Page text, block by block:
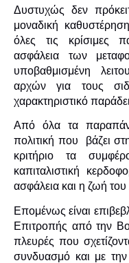
Δυστυχώς δεν
μοναδική
όλες τις κρίσιμες
ασφάλεια των
υποβαθμισμένη
αρχών για τους
χαρακτηριστικό
Από όλα τα
πολιτική που βάζει
κριτήριο τα
καπιταλιστική
ασφάλεια και η ζωή
Επομένως είναι
Επιτροπής από την
πλευρές που
συνδυασμό και με